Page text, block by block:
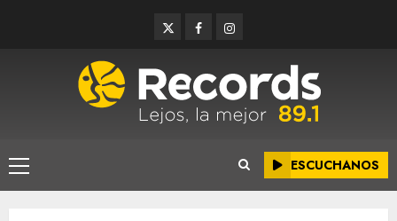
TwitterFacebookInstagram
Menú
principal
ESCUCHANOS